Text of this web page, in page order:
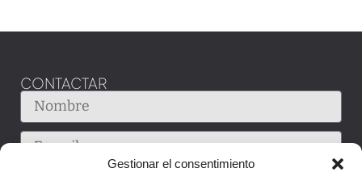
Gestionar el consentimiento
CONTACTAR